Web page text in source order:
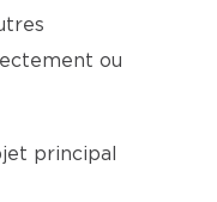
ou
principal